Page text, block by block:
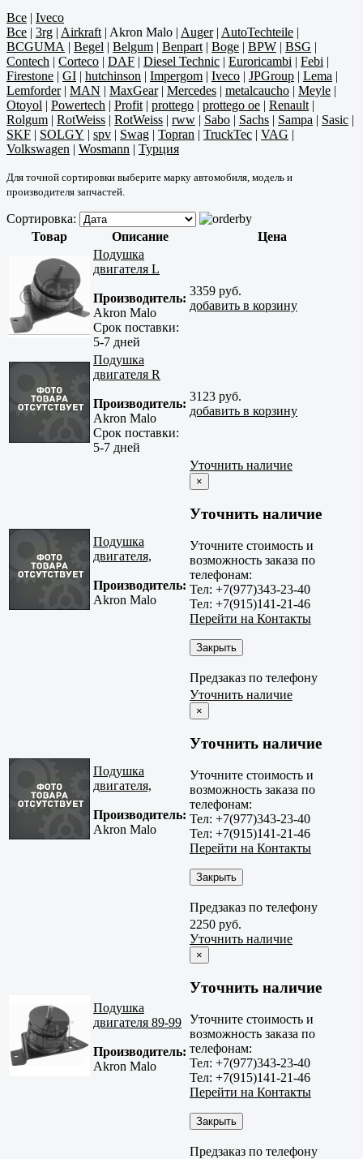
Все | Iveco
Все | 3rg | Airkraft | Akron Malo | Auger| AutoTechteile |
BCGUMA | Begel | Belgum | Benpart | Boge | BPW | BSG |
Contech | Corteco | DAF | Diesel Technic | Euroricambi | Febi |
Firestone | GI | hutchinson | Impergom | Iveco | JPGroup | Lema |
Lemforder| MAN | MaxGear| Mercedes | metalcaucho | Meyle |
Otoyol | Powertech | Profit | prottego | prottego oe | Renault |
Rolgum | RotWeiss | RotWeiss | rww | Sabo | Sachs | Sampa | Sasic |
SKF | SOLGY | spv | Swag | Topran | TruckTec | VAG |
Volkswagen | Wosmann | Турция
Для точной сортировки выберите марку автомобиля, модель и
производителя запчастей.
Сортировка:
Товар
Описание
Цена
Подушка
двигателя L
Производитель:
Akron Malo
Срок поставки:
5-7 дней
3359 руб.
добавить в корзину
Подушка
двигателя R
Производитель:
Akron Malo
Срок поставки:
5-7 дней
3123 руб.
добавить в корзину
Подушка
двигателя,
Производитель:
Akron Malo
Уточнить наличие
×
Уточнить наличие
Уточните стоимость и
возможность заказа по
телефонам:
Тел: +7(977)343-23-40
Тел: +7(915)141-21-46
Перейти на Контакты
Закрыть
Предзаказ по телефону
Подушка
двигателя,
Производитель:
Akron Malo
Уточнить наличие
×
Уточнить наличие
Уточните стоимость и
возможность заказа по
телефонам:
Тел: +7(977)343-23-40
Тел: +7(915)141-21-46
Перейти на Контакты
Закрыть
Предзаказ по телефону
Подушка
двигателя 89-99
Производитель:
Akron Malo
2250 руб.
Уточнить наличие
×
Уточнить наличие
Уточните стоимость и
возможность заказа по
телефонам:
Тел: +7(977)343-23-40
Тел: +7(915)141-21-46
Перейти на Контакты
Закрыть
Предзаказ по телефону